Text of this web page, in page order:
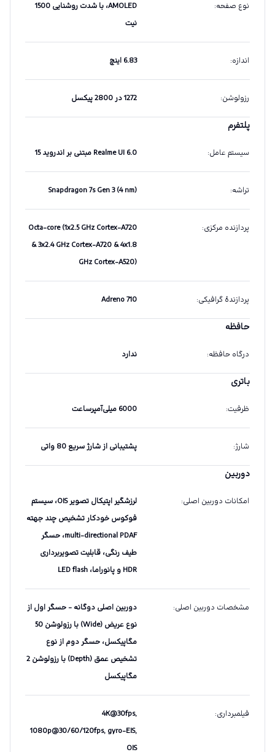
نوع صفحه:
AMOLED، با شدت روشنایی 1500
نیت
اندازه: 6.83 اینچ
رزولوشن: 1272 در 2800 پیکسل
پلتفرم
سیستم عامل: Realme UI 6.0 مبتنی بر اندروید 15
تراشه:
Snapdragon 7s Gen 3 (4 nm)
پردازنده مرکزی:
Octa-core (1x2.5 GHz Cortex-A720
& 3x2.4 GHz Cortex-A720 & 4x1.8
GHz Cortex-A520)
پردازندهٔ گرافیکی:
Adreno 710
حافظه
درگاه حافظه: ندارد
باتری
ظرفیت: 6000 میلی‌آمپرساعت
شارژ: پشتیبانی از شارژ سریع 80 واتی
دوربین
امکانات دوربین اصلی:
لرزشگیر اپتیکال تصویر OIS، سیستم
فوکوس خودکار تشخیص چند جهته
multi-directional PDAF، حسگر
طیف رنگی، قابلیت تصویربرداری
HDR و پانوراما، LED flash
مشخصات دوربین اصلی:
دوربین اصلی دو‌گانه - حسگر اول از
نوع عریض (Wide) با رزولوشن 50
مگاپیکسل، حسگر دوم از نوع
تشخیص عمق (Depth) با رزولوشن 2
مگاپیکسل
فیلمبرداری:
4K@30fps,
1080p@30/60/120fps, gyro-EIS,
OIS